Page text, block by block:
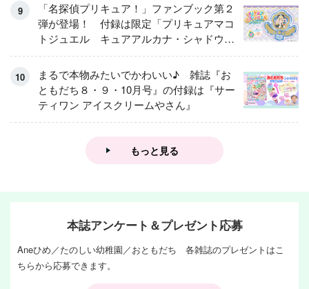
「名探偵プリキュア！」ファンブック第２
弾が登場！ 付録は限定「プリキュアマコ
トジュエル キュアアルカナ・シャドウ
アイスver.」 キュアエクレールを大特
集！
まるで本物みたいでかわいい♪ 雑誌『お
ともだち８・９・10月号』の付録は『サー
ティワン アイスクリームやさん』
もっと見る
本誌アンケート＆プレゼント応募
Aneひめ／たのしい幼稚園／おともだち 各雑誌のプレゼントはこ
ちらから応募できます。